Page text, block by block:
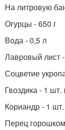
На литровую
Огурцы - 650 г
Вода - 0,5 л
Лавровый лист
Соцветие
Гвоздика - 1
Кориандр - 1
Перец